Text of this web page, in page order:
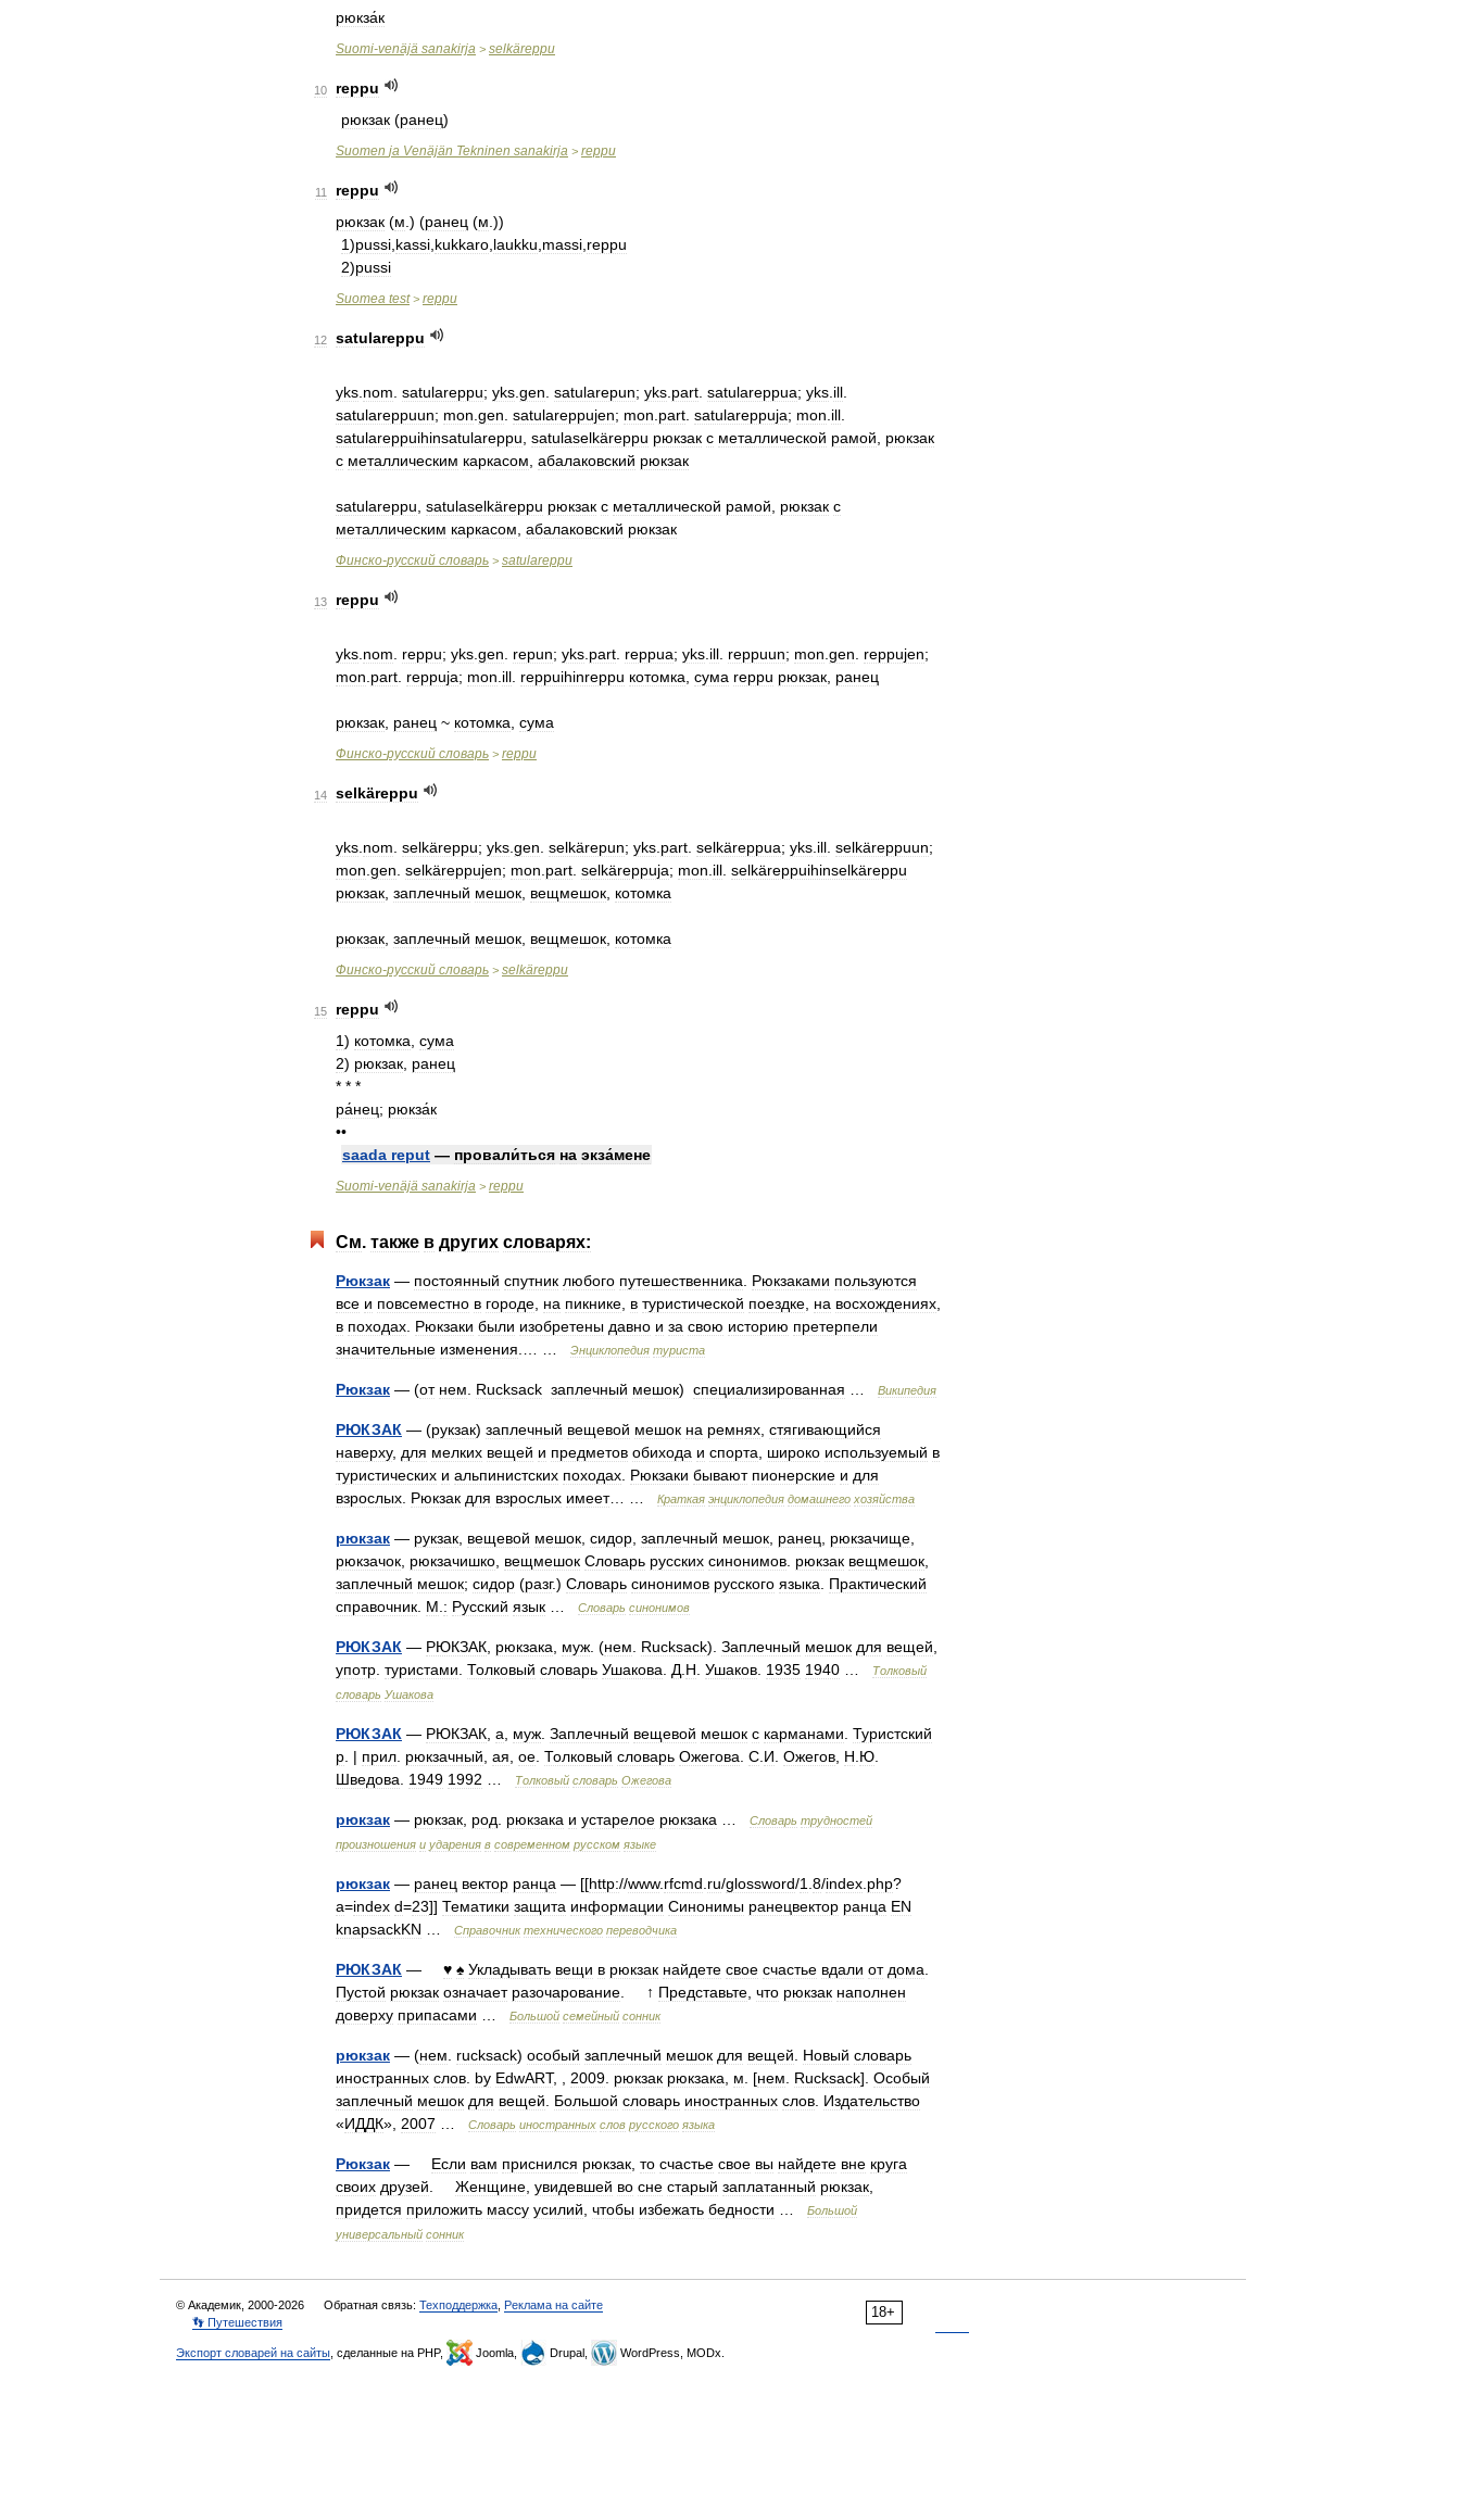
рюкза́к
Suomi-venäjä sanakirja > selkäreppu
10
reppu
рюкзак (ранец)
Suomen ja Venäjän Tekninen sanakirja > reppu
11
reppu
рюкзак (м .) (ранец (м .))
1)pussi kassi kukkaro laukku massi reppu
2)pussi
Suomea test> reppu
12 satulareppu
yks nom satulareppu; yks gen satularepun; yks part satulareppua; yks ill
satulareppuun; mon gen satulareppujen; mon part satulareppuja; mon ill
satulareppuihinsatulareppu satulaselkäreppu рюкзак с металлической рамой
рюкзак
с металлическим каркасом абалаковский рюкзак
satulareppu satulaselkäreppu рюкзак с металлической рамой рюкзак с
металлическим каркасом абалаковский рюкзак
Финско-русский словарь > satulareppu
13 reppu
yks nom reppu; yks gen repun; yks part reppua; yks ill reppuun; mon gen reppujen;
mon part reppuja; mon ill reppuihinreppu котомка сума reppu рюкзак ранец
рюкзак ранец ~ котомка сума
Финско-русский словарь > reppu
14 selkäreppu
yks nom selkäreppu; yks gen selkärepun; yks part selkäreppua; yks ill selkäreppuun;
mon gen selkäreppujen; mon part selkäreppuja; mon ill selkäreppuihinselkäreppu
рюкзак заплечный мешок вещмешок котомка
рюкзак заплечный мешок вещмешок котомка
Финско-русский словарь > selkäreppu
15
reppu
1) котомка сума
2) рюкзак ранец
* * *
ра́нец; рюкза́к
••
saada reput — провали́ться на экза́мене
Suomi-venäjä sanakirja > reppu
См. также в других словарях:
Рюкзак — постоянный спутник любого путешественника Рюкзаками пользуются
все и повсеместно в городе на пикнике в туристической поездке на восхождениях
в походах Рюкзаки были изобретены давно и за свою историю претерпели
значительные изменения Энциклопедия туриста
Рюкзак — (от нем Rucksack заплечный мешок) специализированная Википедия
РЮКЗАК — (рукзак) заплечный вещевой мешок на ремнях стягивающийся
наверху, для мелких вещей и предметов обихода и спорта широко используемый в
туристических и альпинистских походах Рюкзаки бывают пионерские и для
взрослых Рюкзак для взрослых имеет… … Краткая энциклопедия домашнего хозяйства
рюкзак — рукзак вещевой мешок сидор заплечный мешок ранец рюкзачище
рюкзачок рюкзачишко вещмешок Словарь русских синонимов рюкзак вещмешок
заплечный мешок; сидор (разг.) Словарь синонимов русского языка
Практический
справочник М : Русский язык Словарь синонимов
РЮКЗАК — РЮКЗАК рюкзака муж . (нем Rucksack). Заплечный мешок для вещей
употр туристами Толковый словарь Ушакова Д Н Ушаков 1935 1940
Толковый
словарь Ушакова
РЮКЗАК — РЮКЗАК а муж Заплечный вещевой мешок с карманами Туристский
р . | прил рюкзачный ая ое Толковый словарь Ожегова С И Ожегов Н Ю
Шведова
1949 1992 Толковый словарь Ожегова
рюкзак — рюкзак род рюкзака и устарелое рюкзака Словарь трудностей
произношения и ударения в современном русском языке
рюкзак — ранец вектор ранца — [[http://www. rfcmd ru/glossword/1 8/index php?
a=index d=23]] Тематики защита информации Синонимы ранецвектор ранца EN
knapsackKN
Справочник технического переводчика
РЮКЗАК — ♥ ♠ Укладывать вещи в рюкзак найдете свое счастье вдали от дома
Пустой рюкзак означает разочарование . ↑ Представьте что рюкзак наполнен
доверху припасами Большой семейный сонник
рюкзак — (нем rucksack) особый заплечный мешок для вещей Новый словарь
иностранных слов by EdwART, , 2009 рюкзак рюкзака м . [нем Rucksack]. Особый
заплечный мешок для вещей Большой словарь иностранных слов Издательство
«ИДДК», 2007 Словарь иностранных слов русского языка
Рюкзак — Если вам приснился рюкзак то счастье свое вы найдете вне круга
своих друзей Женщине увидевшей во сне старый заплатанный рюкзак
придется приложить массу усилий чтобы избежать бедности
Большой
универсальный сонник
18+
© Академик, 2000-2026 Обратная связь: Техподдержка Реклама на сайте
👣 Путешествия
Экспорт словарей на сайты , сделанные на PHP, Joomla, Drupal, WordPress, MODx.